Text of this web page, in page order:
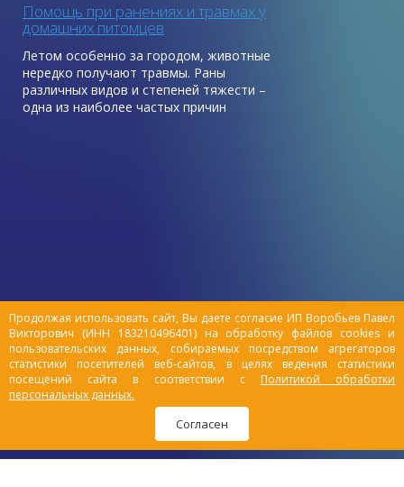
Продолжая использовать сайт, Вы даете согласие ИП Воробьев Павел
Викторович (ИНН 183210496401) на обработку файлов cookies и
пользовательских данных, собираемых посредством агрегаторов
статистики посетителей веб-сайтов, в целях ведения статистики
посещений сайта в соответствии с Политикой обработки
персональных данных.
Согласен
Помощь при ранениях и травмах у
домашних питомцев
Летом особенно за городом, животные
нередко получают травмы. Раны
различных видов и степеней тяжести –
одна из наиболее частых причин
падения.